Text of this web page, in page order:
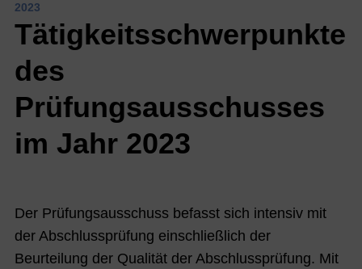
2023
Tätigkeitsschwerpunkte
des
Prüfungsausschusses
im Jahr 2023
Der Prüfungsausschuss befasst sich intensiv mit
der Abschlussprüfung einschließlich der
Beurteilung der Qualität der Abschlussprüfung. Mit